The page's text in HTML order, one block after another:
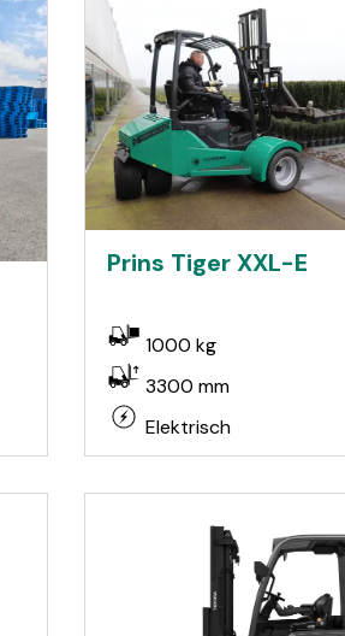
Prins Tiger XXL-E
1000 kg
3300 mm
Elektrisch